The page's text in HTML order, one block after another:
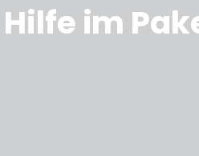
Hilfe im